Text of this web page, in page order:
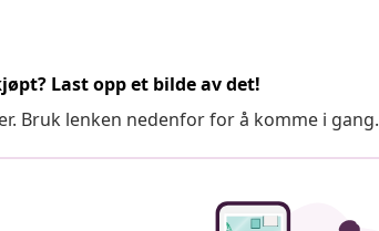
Last opp et bilde av det!
Bruk lenken nedenfor for å komme i gang.